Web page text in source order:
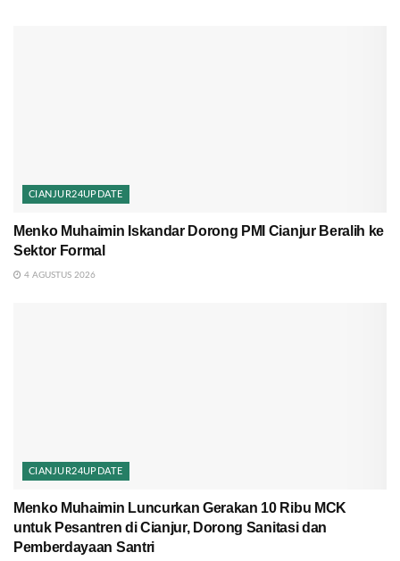
CIANJUR24UPDATE
Menko Muhaimin Iskandar Dorong PMI Cianjur Beralih ke
Sektor Formal
4 AGUSTUS 2026
CIANJUR24UPDATE
Menko Muhaimin Luncurkan Gerakan 10 Ribu MCK
untuk Pesantren di Cianjur, Dorong Sanitasi dan
Pemberdayaan Santri